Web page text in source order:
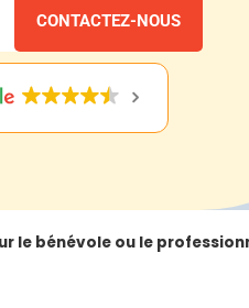
CONTACTEZ-NOUS
le bénévole ou le